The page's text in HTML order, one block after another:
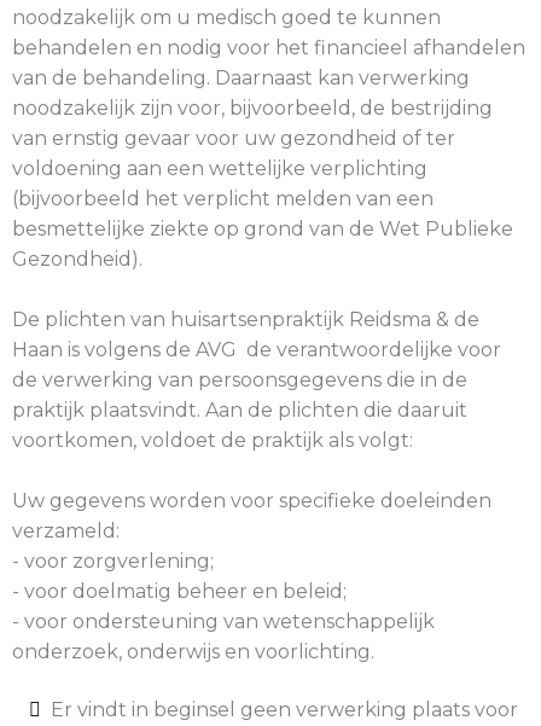
noodzakelijk om u medisch goed te kunnen
behandelen en nodig voor het financieel afhandelen
van de behandeling. Daarnaast kan verwerking
noodzakelijk zijn voor, bijvoorbeeld, de bestrijding
van ernstig gevaar voor uw gezondheid of ter
voldoening aan een wettelijke verplichting
(bijvoorbeeld het verplicht melden van een
besmettelijke ziekte op grond van de Wet Publieke
Gezondheid).
De plichten van huisartsenpraktijk Reidsma & de
Haan is volgens de AVG de verantwoordelijke voor
de verwerking van persoonsgegevens die in de
praktijk plaatsvindt. Aan de plichten die daaruit
voortkomen, voldoet de praktijk als volgt:
Uw gegevens worden voor specifieke doeleinden
verzameld:
- voor zorgverlening;
- voor doelmatig beheer en beleid;
- voor ondersteuning van wetenschappelijk
onderzoek, onderwijs en voorlichting.
Er vindt in beginsel geen verwerking plaats voor